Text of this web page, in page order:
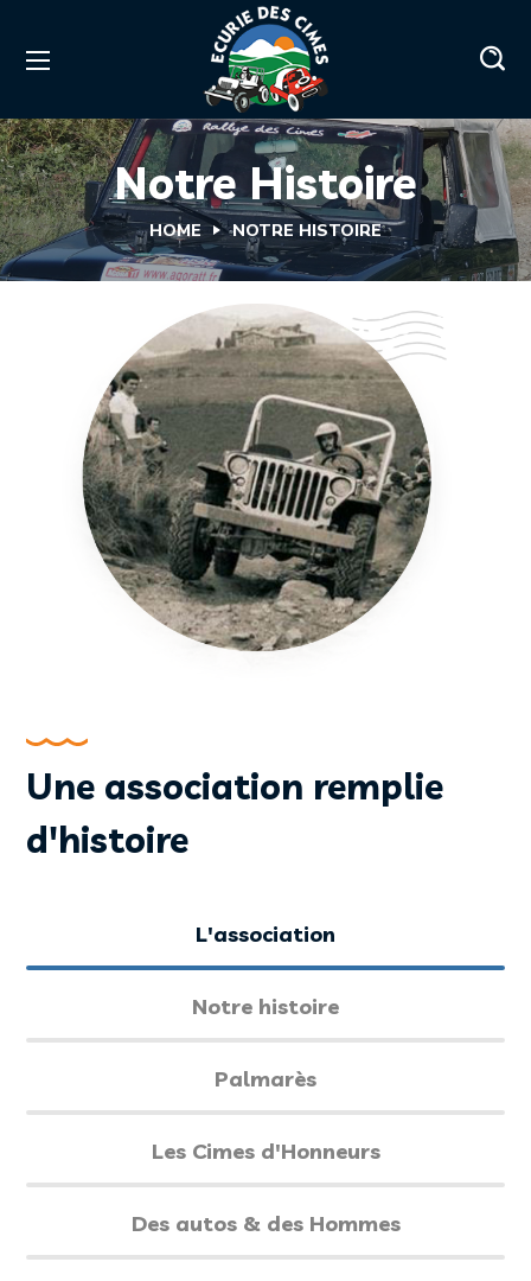
Notre Histoire
HOME NOTRE HISTOIRE
Une association remplie
d'histoire
L'association
Notre histoire
Palmarès
Les Cimes d'Honneurs
Des autos & des Hommes